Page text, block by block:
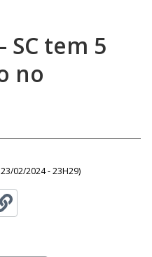
SC tem 5
no
23/02/2024 - 23H29)